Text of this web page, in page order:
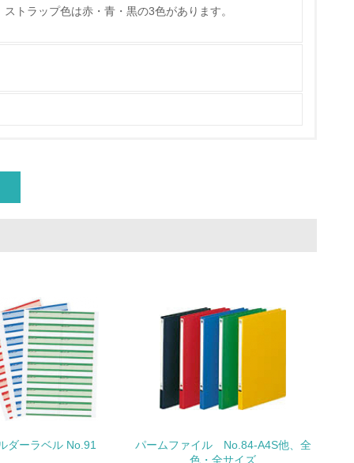
減の取り組みを行っている
っている
クル目標や計画を立てている
トラップ色は赤・青・黒の3色があります。
ダーラベル No.91
パームファイル No.84-A4S他、全
色・全サイズ